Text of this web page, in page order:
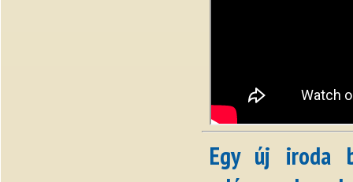
Egy új iroda